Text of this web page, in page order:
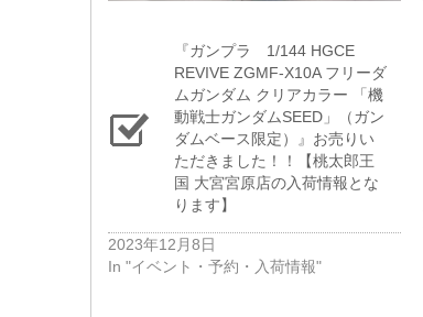
『ガンプラ 1/144 ​HGCE ​
REVIVE ​ZGMF-X10A ​フリーダ
ムガンダム ​クリアカラー ​「機
動戦士ガンダムSEED」（​ガン
ダムベース限定）』お売りい
ただきました！！【桃太郎王
国 大宮宮原店の入荷情報とな
ります】
2023年12月8日
In "イベント・予約・入荷情報"